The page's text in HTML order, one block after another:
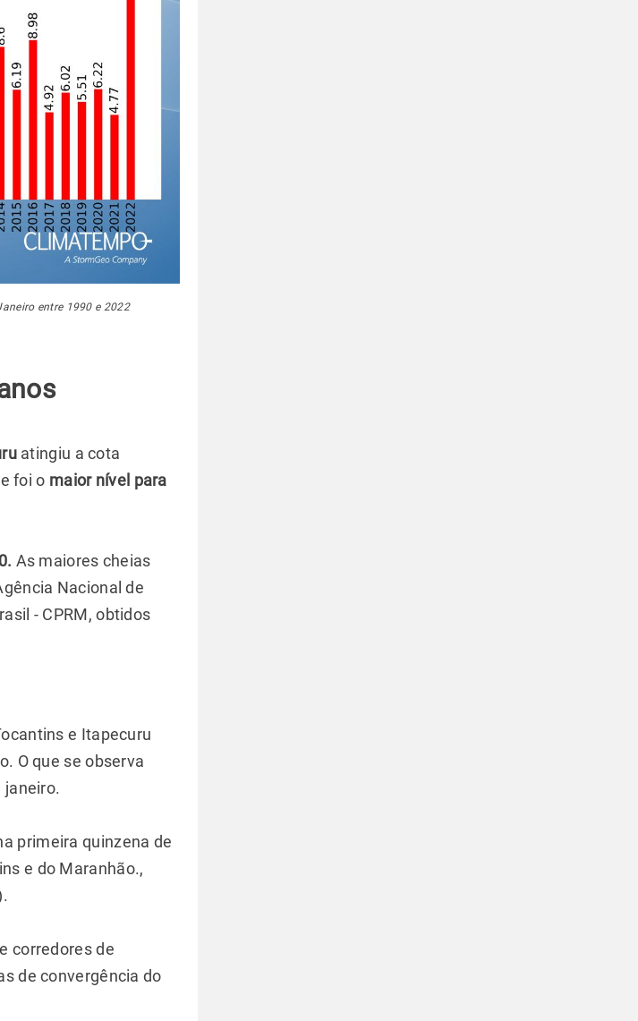
entre 1990 e 2022
atingiu a cota
foi o maior nível para
As maiores cheias
Nacional de
- CPRM, obtidos
e Itapecuru
O que se observa
janeiro.
primeira quinzena de
e do Maranhão.,
corredores de
de convergência do